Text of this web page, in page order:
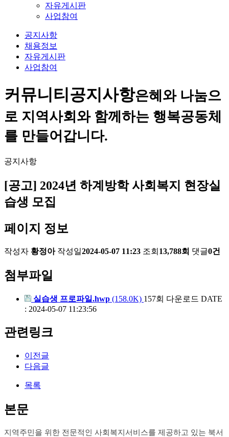
자유게시판
사업참여
공지사항
채용정보
자유게시판
사업참여
커뮤니티공지사항은혜와 나눔으
로 지역사회와 함께하는 행복공동체
를 만들어갑니다.
공지사항
[공고] 2024년 하계방학 사회복지 현장실
습생 모집
페이지 정보
작성자 황정아 작성일2024-05-07 11:23 조회 13,788회 댓글0건
첨부파일
실습생 프로파일.hwp (158.0K) 157회 다운로드 DATE
: 2024-05-07 11:23:56
관련링크
이전글
다음글
목록
본문
지역주민을 위한 전문적인 사회복지서비스를 제공하고 있는 북서